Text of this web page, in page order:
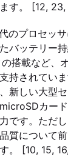
す。 [12, 23,
のプロセッ
バッテリー
搭載など、
持されてい
新しい大型
カー
です。ただ
質について
。 [10, 15,